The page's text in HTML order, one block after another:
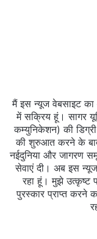
मैं इस न्यूज वेबसाइट
में सक्रिय हूं। सागर
कम्युनिकेशन) की
की शुरुआत करने के बाद
नईदुनिया और जागरण
सेवाएं दी। अब इस
रहा हूं। मुझे उत्कृष्ट
पुरस्कार प्राप्त करने